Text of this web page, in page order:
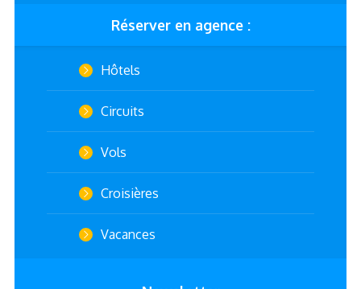
Réserver en agence :
Hôtels
Circuits
Vols
Croisières
Vacances